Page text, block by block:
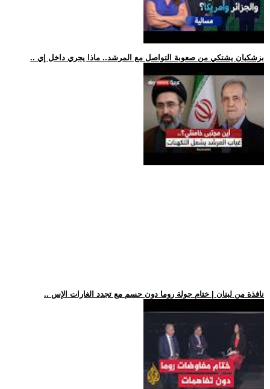
.. بزشكيان يشتكي من صعوبة التواصل مع المرشد.. ماذا يجري داخل إي
.. نافذة من لبنان | ختام جولة روما دون حسم مع تجدد الغارات الإس